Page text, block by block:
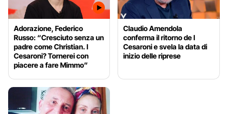
Adorazione, Federico
Russo: “Cresciuto senza un
padre come Christian. I
Cesaroni? Tornerei con
piacere a fare Mimmo”
Claudio Amendola
conferma il ritorno de I
Cesaroni e svela la data di
inizio delle riprese